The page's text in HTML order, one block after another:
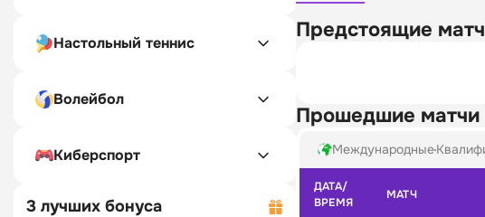
Настольный теннис
Волейбол
Киберспорт
3 лучших бонуса
Предстоящие
Прошедшие матчи
Международные
ДАТА/
ВРЕМЯ
МАТЧ